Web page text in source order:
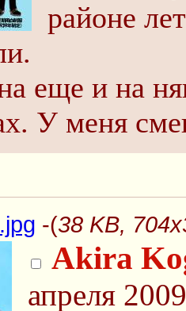
районе
еще и на
У меня
-(38 KB,
Akira
апреля